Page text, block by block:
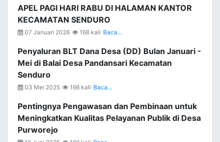
APEL PAGI HARI RABU DI HALAMAN KANTOR
KECAMATAN SENDURO
07 Januari 2026 168 kali Baca...
Penyaluran BLT Dana Desa (DD) Bulan Januari -
Mei di Balai Desa Pandansari Kecamatan
Senduro
03 Mei 2025 166 kali Baca...
Pentingnya Pengawasan dan Pembinaan untuk
Meningkatkan Kualitas Pelayanan Publik di Desa
Purworejo